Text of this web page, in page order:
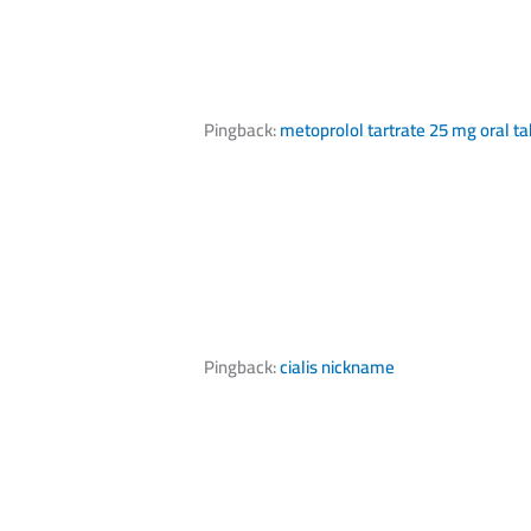
Pingback:metoprolol tartrate 25 mg oral
Pingback:cialis nickname